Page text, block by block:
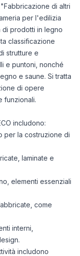
1383
1431
1460
1486
1516
1555
1623
1653
di altri
per l'edilizia
di prodotti in legno
classificazione
strutture e
e puntoni, nonché
e saune. Si tratta
di opere
funzionali.
includono:
per la costruzione di
laminate e
elementi essenziali
come
interni,
includono